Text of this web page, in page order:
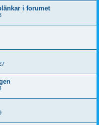
i forumet